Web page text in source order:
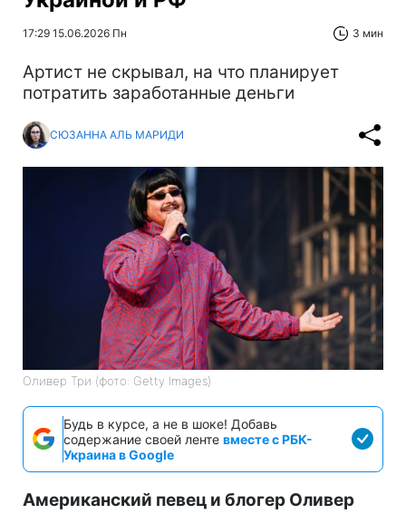
17:29 15.06.2026 Пн 3 мин
Артист не скрывал, на что планирует
потратить заработанные деньги
СЮЗАННА АЛЬ МАРИДИ
Оливер Три (фото: Getty Images)
Будь в курсе, а не в шоке! Добавь
содержание своей ленте вместе с РБК-
Украина в Google
Американский певец и блогер Оливер